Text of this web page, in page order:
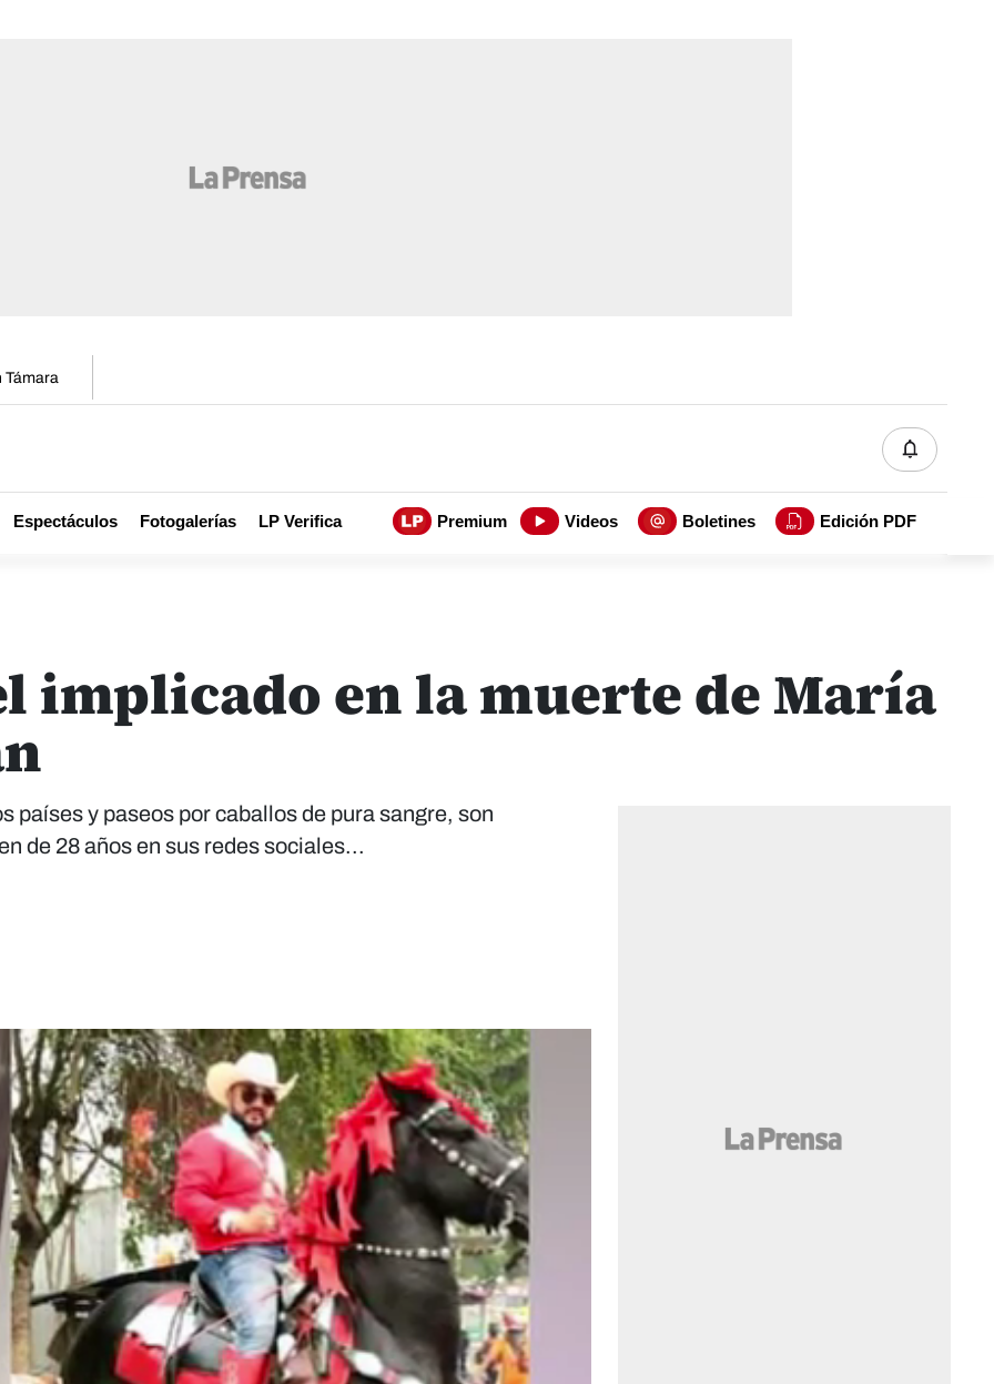
Támara
Espectáculos Fotogalerías LP Verifica Premium Videos Boletines Edición PDF
implicado en la muerte de María
países y paseos por caballos de pura sangre, son
de 28 años en sus redes sociales...